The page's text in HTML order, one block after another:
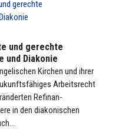
und gerechte
und Diakonie
Kirchen und ihrer
Arbeitsrecht
Refinan­
in den diakonischen